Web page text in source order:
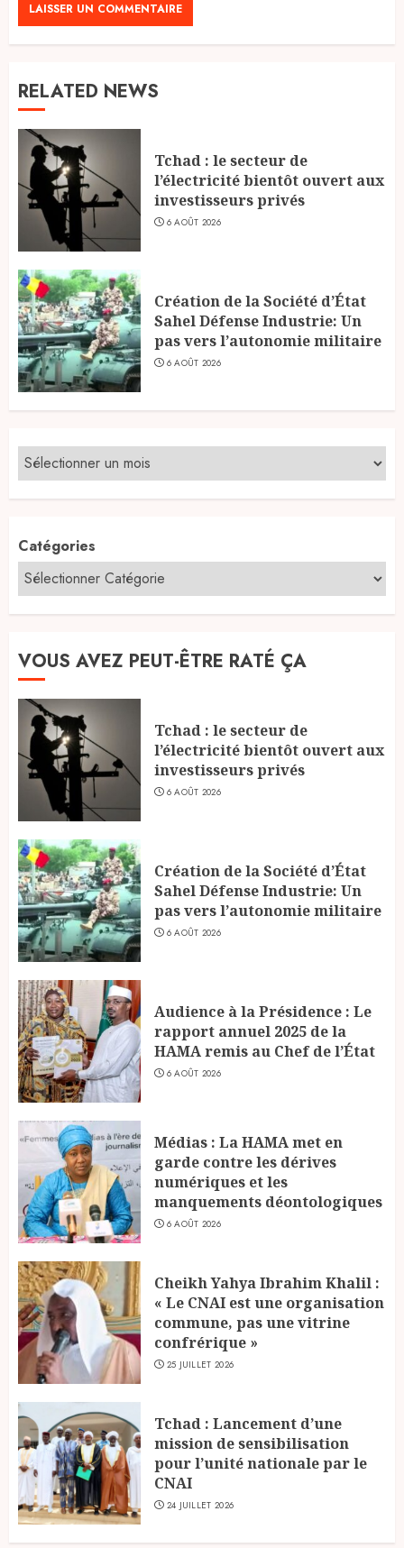
RELATED NEWS
Tchad : le secteur de
l’électricité bientôt ouvert aux
investisseurs privés
6 AOÛT 2026
Création de la Société d’État
Sahel Défense Industrie: Un
pas vers l’autonomie militaire
6 AOÛT 2026
Catégories
VOUS AVEZ PEUT-ÊTRE RATÉ ÇA
Tchad : le secteur de
l’électricité bientôt ouvert aux
investisseurs privés
6 AOÛT 2026
Création de la Société d’État
Sahel Défense Industrie: Un
pas vers l’autonomie militaire
6 AOÛT 2026
Audience à la Présidence : Le
rapport annuel 2025 de la
HAMA remis au Chef de l’État
6 AOÛT 2026
Médias : La HAMA met en
garde contre les dérives
numériques et les
manquements déontologiques
6 AOÛT 2026
Cheikh Yahya Ibrahim Khalil :
« Le CNAI est une organisation
commune, pas une vitrine
confrérique »
25 JUILLET 2026
Tchad : Lancement d’une
mission de sensibilisation
pour l’unité nationale par le
CNAI
24 JUILLET 2026